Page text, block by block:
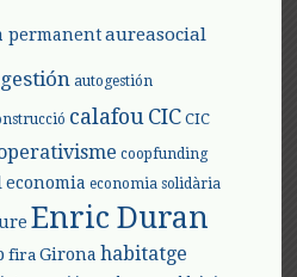
permanent aureasocial
autogestión
calafouCIC CIC
coopfunding
economia economia solidària
Enric Duran
fira Girona habitatge